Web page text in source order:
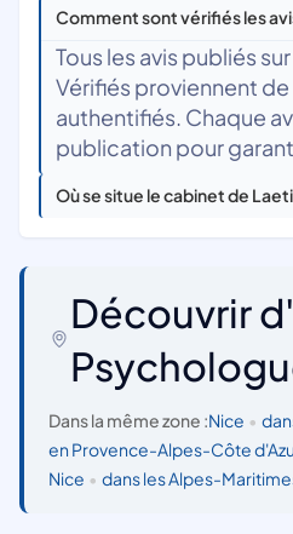
Comment sont vérifiés les
Tous les avis publiés
Vérifiés proviennent
authentifiés. Chaque
publication pour
Où se situe le cabinet de
Découvrir
Dans la même zone :Nice •
en Provence-Alpes-Côte
Nice • dans les Alpes-